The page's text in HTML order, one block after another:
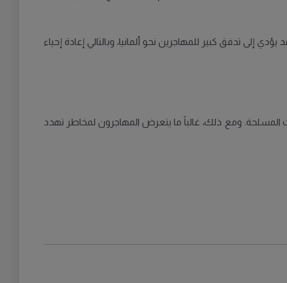
إلى تدفق كبير للمهاجرين نحو ألمانيا، وبالتالي إعادة إحياء
المسلحة. ومع ذلك، غالباً ما يتعرض المهاجرون لمخاطر تهدد